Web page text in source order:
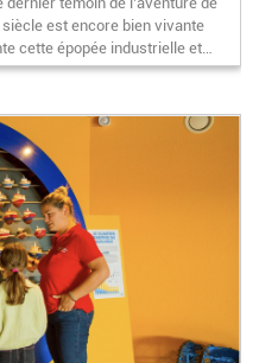
est encore bien vivante
cette épopée industrielle et…